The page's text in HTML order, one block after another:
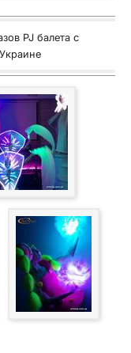
PJ балета с